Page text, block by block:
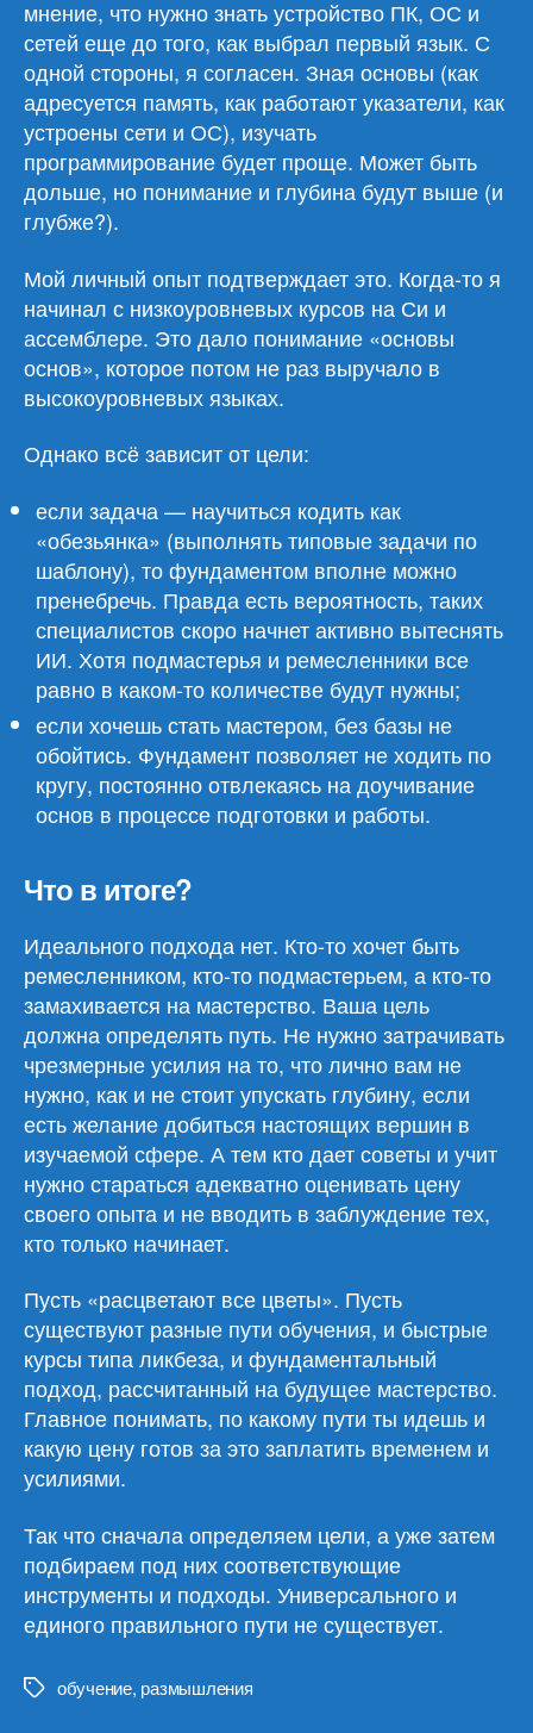
мнение, что нужно знать устройство ПК, ОС и
сетей еще до того, как выбрал первый язык. С
одной стороны, я согласен. Зная основы (как
адресуется память, как работают указатели, как
устроены сети и ОС), изучать
программирование будет проще. Может быть
дольше, но понимание и глубина будут выше (и
глубже?).
Мой личный опыт подтверждает это. Когда-то я
начинал с низкоуровневых курсов на Си и
ассемблере. Это дало понимание «основы
основ», которое потом не раз выручало в
высокоуровневых языках.
Однако всё зависит от цели:
если задача — научиться кодить как
«обезьянка» (выполнять типовые задачи по
шаблону), то фундаментом вполне можно
пренебречь. Правда есть вероятность, таких
специалистов скоро начнет активно вытеснять
ИИ. Хотя подмастерья и ремесленники все
равно в каком-то количестве будут нужны;
если хочешь стать мастером, без базы не
обойтись. Фундамент позволяет не ходить по
кругу, постоянно отвлекаясь на доучивание
основ в процессе подготовки и работы.
Что в итоге?
Идеального подхода нет. Кто-то хочет быть
ремесленником, кто-то подмастерьем, а кто-то
замахивается на мастерство. Ваша цель
должна определять путь. Не нужно затрачивать
чрезмерные усилия на то, что лично вам не
нужно, как и не стоит упускать глубину, если
есть желание добиться настоящих вершин в
изучаемой сфере. А тем кто дает советы и учит
нужно стараться адекватно оценивать цену
своего опыта и не вводить в заблуждение тех,
кто только начинает.
Пусть «расцветают все цветы». Пусть
существуют разные пути обучения, и быстрые
курсы типа ликбеза, и фундаментальный
подход, рассчитанный на будущее мастерство.
Главное понимать, по какому пути ты идешь и
какую цену готов за это заплатить временем и
усилиями.
Так что сначала определяем цели, а уже затем
подбираем под них соответствующие
инструменты и подходы. Универсального и
единого правильного пути не существует.
Меткиобучение, размышления